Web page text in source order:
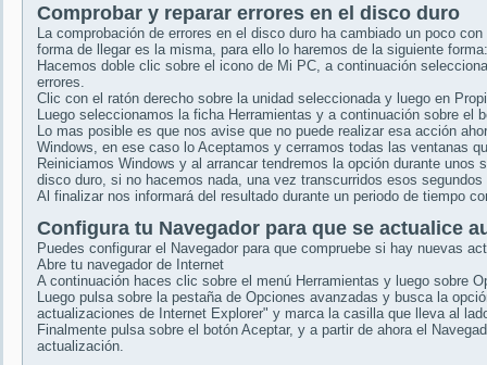
Comprobar y reparar errores en el disco duro
La comprobación de errores en el disco duro ha cambiado un poco
forma de llegar es la misma, para ello lo haremos de la siguiente forma:
Hacemos doble clic sobre el icono de Mi PC, a continuación
errores.
Clic con el ratón derecho sobre la unidad seleccionada y luego en
Luego seleccionamos la ficha Herramientas y a continuación sobre el
Lo mas posible es que nos avise que no puede realizar esa acción
Windows, en ese caso lo Aceptamos y cerramos todas las ventanas
Reiniciamos Windows y al arrancar tendremos la opción durante unos
disco duro, si no hacemos nada, una vez transcurridos esos
Al finalizar nos informará del resultado durante un periodo de tiempo
Configura tu Navegador para que se actualice
Puedes configurar el Navegador para que compruebe si hay nuevas
Abre tu navegador de Internet
A continuación haces clic sobre el menú Herramientas y luego sobre
Luego pulsa sobre la pestaña de Opciones avanzadas y busca la
actualizaciones de Internet Explorer" y marca la casilla que lleva al
Finalmente pulsa sobre el botón Aceptar, y a partir de ahora el
actualización.